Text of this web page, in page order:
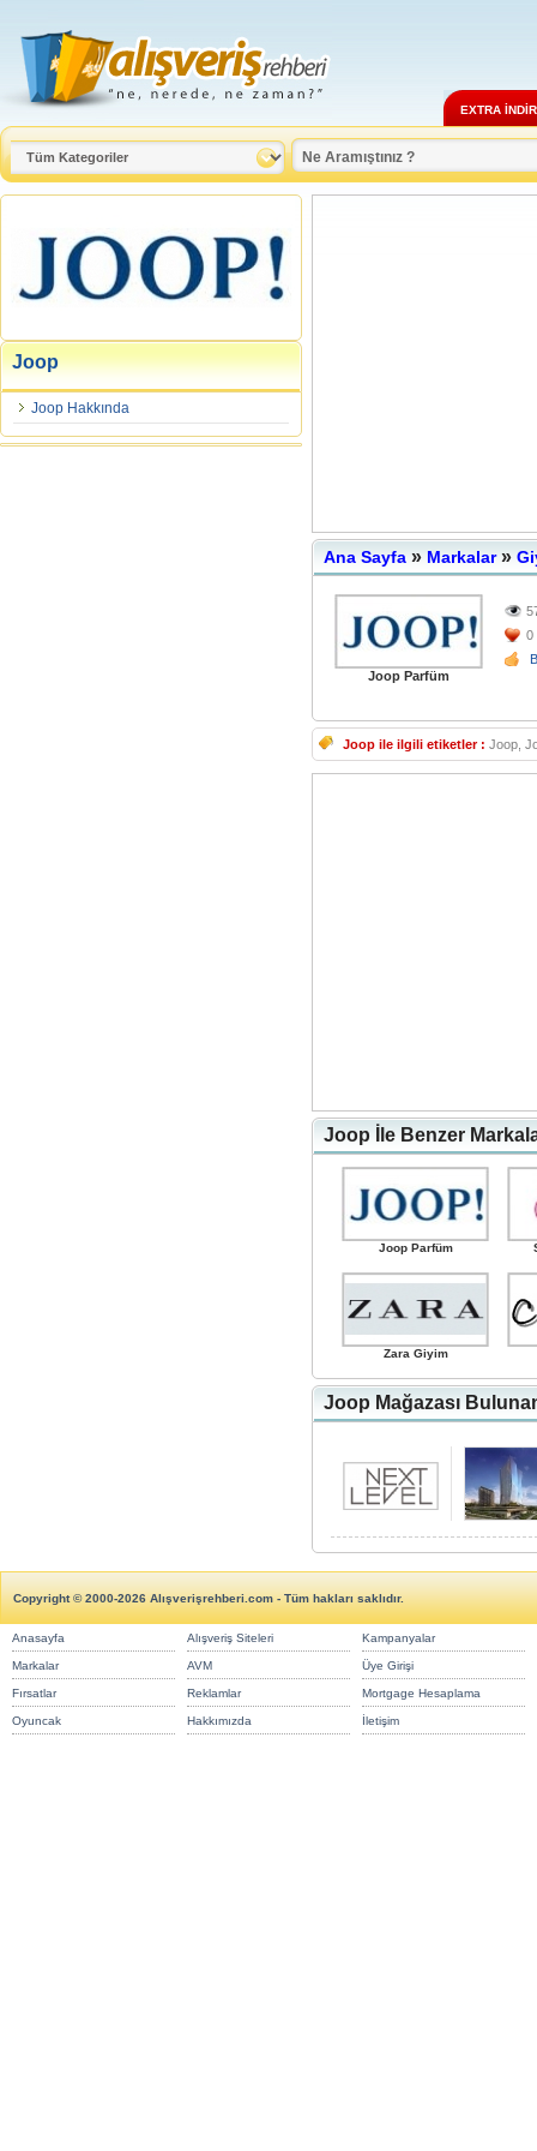
EXTRA
Joop
Joop Hakkında
Ana Sayfa » Markalar»
Joop Parfüm
0
Joop ile ilgili etiketler : Joop,
Joop İle Benzer
Joop Parfüm
Zara Giyim
Joop Mağazası
Copyright © 2000-2026 Alışverişrehberi.com - Tüm hakları saklıdır.
Anasayfa Alışveriş Siteleri Kampanyalar
Markalar AVM Üye Girişi
Fırsatlar Reklamlar Mortgage Hesaplama
Oyuncak Hakkımızda İletişim